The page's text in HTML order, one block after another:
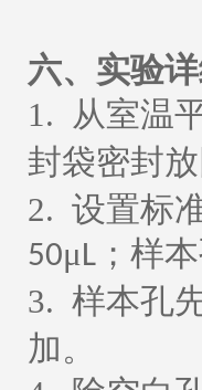
六、 实验
1. 从室温
封袋密封
2. 设置标
50μL ；样
3. 样本孔
加。